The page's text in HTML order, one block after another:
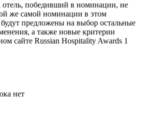
победивший в номинации, не
же самой номинации в этом
предложены на выбор остальные
а также новые критерии
сайте Russian Hospitality Awards 1
нет